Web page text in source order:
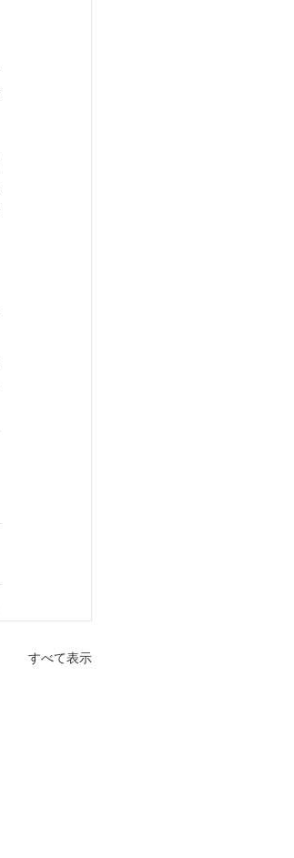
すべて表示